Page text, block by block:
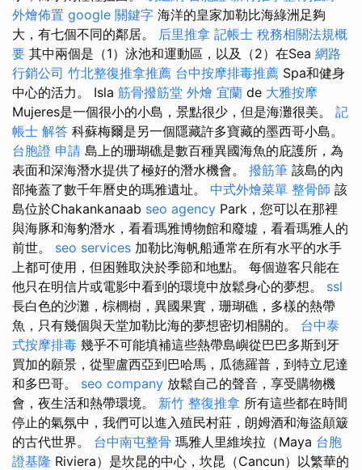
外燴佈置 google 關鍵字 海洋的皇家加勒比海綠洲足夠
大，有七個不同的鄰居。 后里推拿 記帳士 稅務相關法規概
要 其中兩個是（1）泳池和運動區，以及（2）在Sea 網路
行銷公司 竹北整復推拿推薦 台中按摩排毒推薦 Spa和健身
中心的活力。 Isla 筋骨撥筋堂 外燴 宜蘭 de 大雅按摩
Mujeres是一個很小的小島，景點很少，但是海灘很美。 記
帳士 解答 科蘇梅爾是另一個隱藏許多寶藏的墨西哥小島。
台胞證 申請 島上的珊瑚礁是數百種異國海魚的庇護所，為
表面和深海潛水提供了極好的潛水機會。 撥筋筆 該島的內
部掩蓋了數千年曆史的瑪雅遺址。 中式外燴菜單 整骨師 該
島位於Chakankanaab seo agency Park，您可以在那裡
與海豚和海豹潛水，看看瑪雅博物館和廢墟，看看瑪雅人的
前世。 seo services 加勒比海帆船通常在所有水平的水手
上都可使用，但困難取決於季節和地點。 每個遊客只能在
他只在明信片或電影中看到的環境中放鬆身心的夢想。 ssl
長白色的沙灘，棕櫚樹，異國果實，珊瑚礁，多樣的熱帶
魚，只有幾個與天堂加勒比海的夢想密切相關的。 台中泰
式按摩排毒 幾乎不可能填補這些熱帶島嶼從巴巴多斯到牙
買加的願景，從聖盧西亞到巴哈馬，瓜德羅普，到特立尼達
和多巴哥。 seo company 放鬆自己的聲音，享受購物機
會，夜生活和熱帶環境。 新竹 整復推拿 所有這些都在時間
停止的氣氛中，我們可以進入殖民村莊，朗姆酒和海盜顛簸
的古代世界。 台中南屯整骨 瑪雅人里維埃拉（Maya 台胞
證基隆 Riviera）是坎昆的中心，坎昆（Cancun）以繁華的